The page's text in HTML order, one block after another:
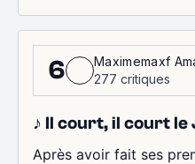
6
Maximemaxf
277 critiques
♪ Il court, il court le
Après avoir fait ses